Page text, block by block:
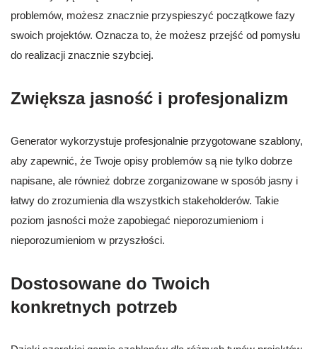
problemów, możesz znacznie przyspieszyć początkowe fazy
swoich projektów. Oznacza to, że możesz przejść od pomysłu
do realizacji znacznie szybciej.
Zwiększa jasność i profesjonalizm
Generator wykorzystuje profesjonalnie przygotowane szablony,
aby zapewnić, że Twoje opisy problemów są nie tylko dobrze
napisane, ale również dobrze zorganizowane w sposób jasny i
łatwy do zrozumienia dla wszystkich stakeholderów. Takie
poziom jasności może zapobiegać nieporozumieniom i
nieporozumieniom w przyszłości.
Dostosowane do Twoich
konkretnych potrzeb